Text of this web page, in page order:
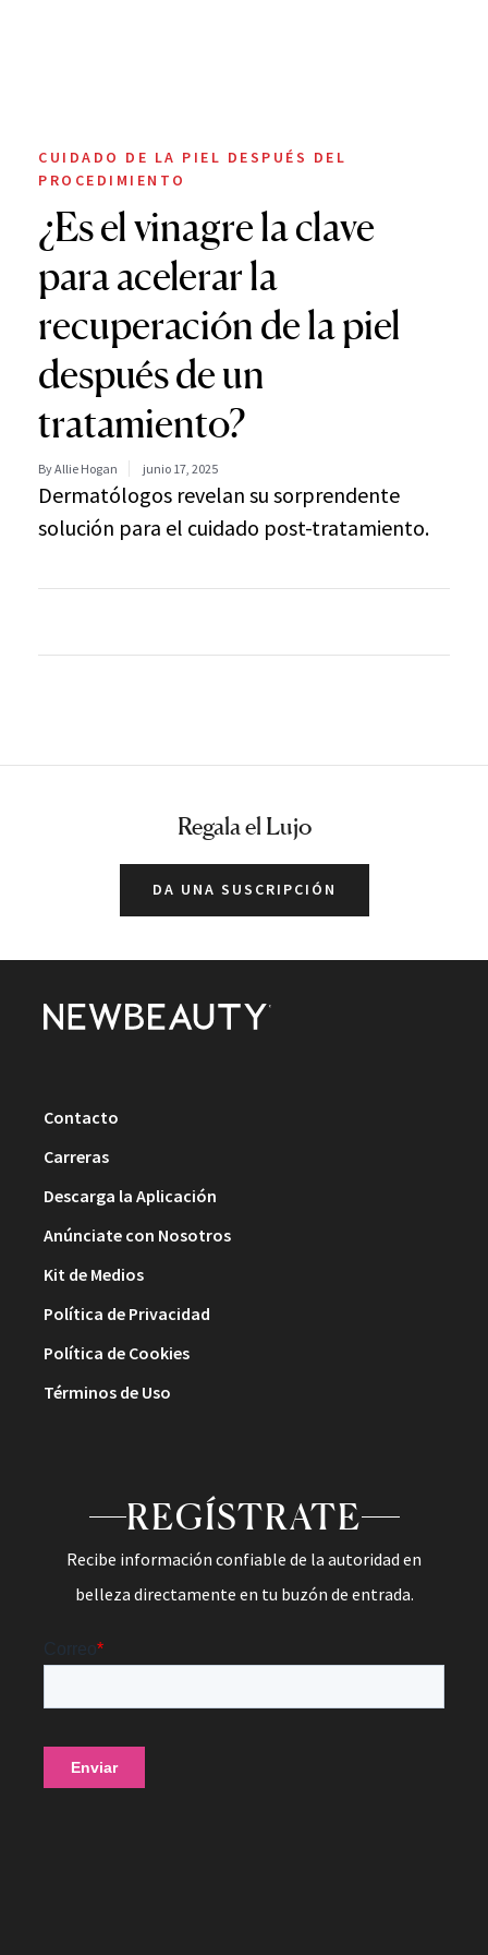
CUIDADO DE LA PIEL DESPUÉS DEL
PROCEDIMIENTO
¿Es el vinagre la clave
para acelerar la
recuperación de la piel
después de un
tratamiento?
By Allie Hogan junio 17, 2025
Dermatólogos revelan su sorprendente
solución para el cuidado post-tratamiento.
Regala el Lujo
DA UNA SUSCRIPCIÓN
Contacto
Carreras
Descarga la Aplicación
Anúnciate con Nosotros
Kit de Medios
Política de Privacidad
Política de Cookies
Términos de Uso
REGÍSTRATE
Recibe información confiable de la autoridad en
belleza directamente en tu buzón de entrada.